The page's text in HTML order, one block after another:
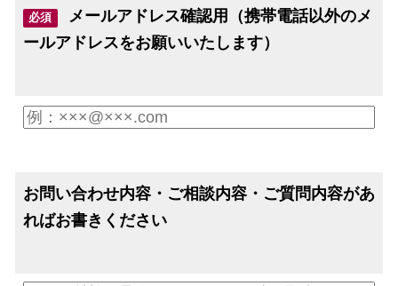
必須
メールアドレス確認用（携帯電話以外のメ
ールアドレスをお願いいたします）
お問い合わせ内容・ご相談内容・ご質問内容があ
ればお書きください